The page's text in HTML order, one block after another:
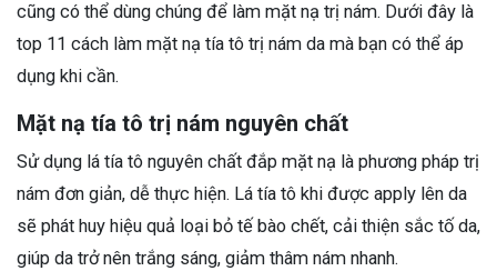
cũng có thể dùng chúng để làm mặt nạ trị nám. Dưới đây là
top 11 cách làm mặt nạ tía tô trị nám da mà bạn có thể áp
dụng khi cần.
Mặt nạ tía tô trị nám nguyên chất
Sử dụng lá tía tô nguyên chất đắp mặt nạ là phương pháp trị
nám đơn giản, dễ thực hiện. Lá tía tô khi được apply lên da
sẽ phát huy hiệu quả loại bỏ tế bào chết, cải thiện sắc tố da,
giúp da trở nên trắng sáng, giảm thâm nám nhanh.